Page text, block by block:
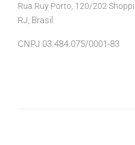
Rua Ruy Porto, 120/202
RJ, Brasil
CNPJ 03.484.075/0001-83